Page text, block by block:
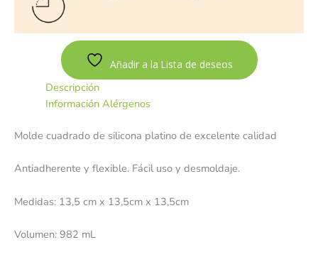
Añadir a la Lista de deseos
Descripción
Información Alérgenos
Molde cuadrado de silicona platino de excelente calidad
Antiadherente y flexible. Fácil uso y desmoldaje.
Medidas: 13,5 cm x 13,5cm x 13,5cm
Volumen: 982 mL